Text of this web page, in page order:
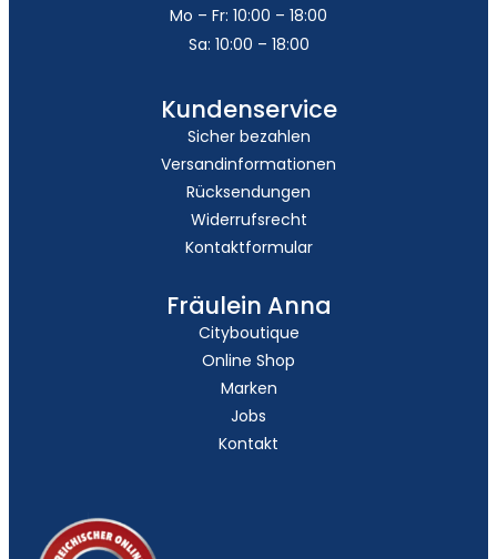
Mo – Fr: 10:00 – 18:00
Sa: 10:00 – 18:00
Kundenservice
Sicher bezahlen
Versandinformationen
Rücksendungen
Widerrufsrecht
Kontaktformular
Fräulein Anna
Cityboutique
Online Shop
Marken
Jobs
Kontakt